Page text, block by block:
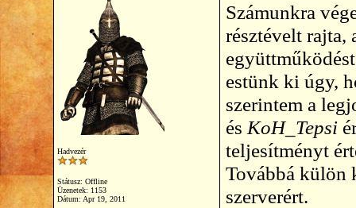
Hadvezér
Státusz: Offline
Üzenetek: 1153
Dátum: Apr 19, 2011
Számunkra
résztévelt rajta,
estünk ki úgy,
szerintem a
és KoH_Tepsi
teljesítményt
Továbbá külön
szerverért.